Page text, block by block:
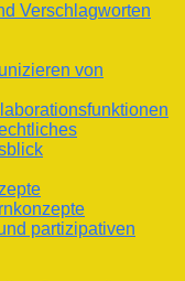
Verschlagworten
von
partizipativen